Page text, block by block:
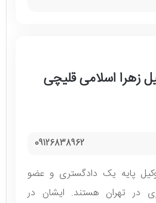
زهرا اسلامی قلیچی
09126838962
پایه یک دادگستری و عضو
در تهران هستند. ایشان در